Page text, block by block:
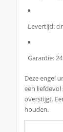
Levertijd:
Garantie:
Deze engel
een
overstijgt.
houden.